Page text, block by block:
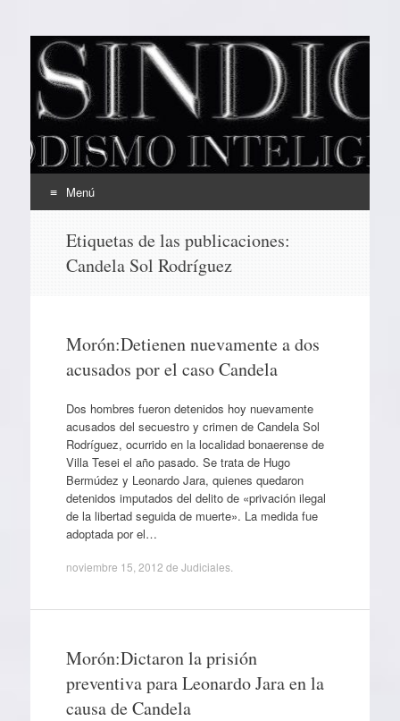
EL SINDICAL
Periodismo Inteligente
Menú
contenido
Etiquetas de las publicaciones:
Candela Sol Rodríguez
Morón:Detienen nuevamente a dos
acusados por el caso Candela
Dos hombres fueron detenidos hoy nuevamente
acusados del secuestro y crimen de Candela Sol
Rodríguez, ocurrido en la localidad bonaerense de
Villa Tesei el año pasado. Se trata de Hugo
Bermúdez y Leonardo Jara, quienes quedaron
detenidos imputados del delito de «privación ilegal
de la libertad seguida de muerte». La medida fue
adoptada por el…
noviembre 15, 2012 de Judiciales.
Morón:Dictaron la prisión
preventiva para Leonardo Jara en la
causa de Candela